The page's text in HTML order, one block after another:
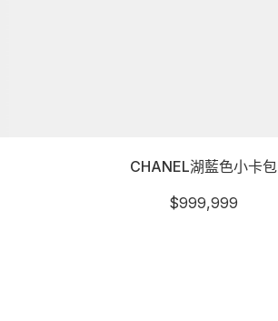
CHANEL湖藍色小卡包
$999,999